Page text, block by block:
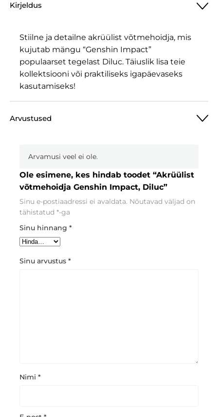
Impact,
kogus
Kirjeldus
Stiilne ja detailne akrüülist võtmehoidja, mis
kujutab mängu “Genshin Impact”
populaarset tegelast Diluc. Täiuslik lisa teie
kollektsiooni või praktiliseks igapäevaseks
kasutamiseks!
Arvustused
Arvamusi veel ei ole.
Ole esimene, kes hindab toodet “Akrüülist
võtmehoidja Genshin Impact, Diluc”
Sinu e-postiaadressi ei avaldata. Nõutavad väljad on
tähistatud *-ga
Sinu hinnang *
Sinu arvustus *
Nimi *